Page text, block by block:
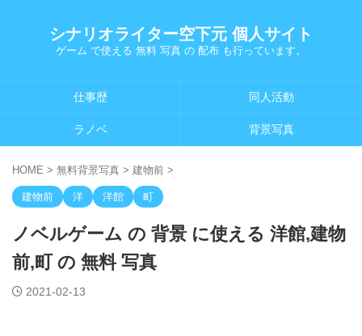
シナリオライター空下元 個人サイト
ゲーム で使える 無料 写真 の 配布 も行っています。
仕事歴 同人活動
ラノベ 背景写真
HOME > 無料背景写真 > 建物前 >
建物前 洋 洋館 町
ノベルゲーム の 背景 に使える 洋館,建物
前,町 の 無料 写真
2021-02-13